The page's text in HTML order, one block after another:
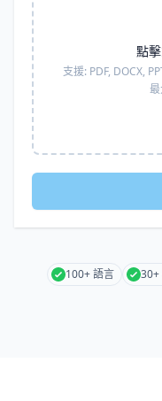
點
支援: PDF, DOCX,
100+ 語言 30+